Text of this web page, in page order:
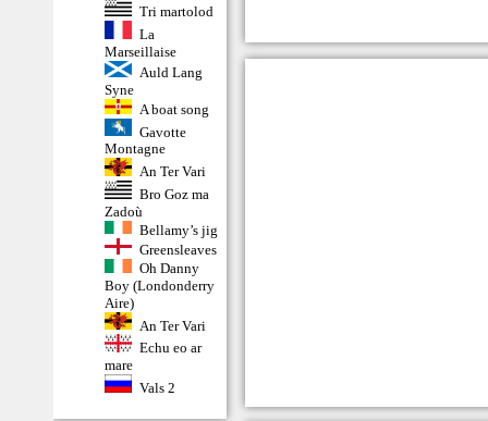
Tri martolod
La
Marseillaise
Auld Lang
Syne
A boat song
Gavotte
Montagne
An Ter Vari
Bro Goz ma
Zadoù
Bellamy’s jig
Greensleaves
Oh Danny
Boy (Londonderry
Aire)
An Ter Vari
Echu eo ar
mare
Vals 2